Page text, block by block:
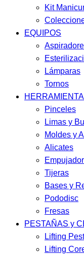
Kit
EQUIPOS
Lámparas
Tornos
Pinceles
Limas y
Moldes y
Alicates
Tijeras
Bases y
Pododisc
Fresas
PESTAÑAS y
Lifting
Lifting